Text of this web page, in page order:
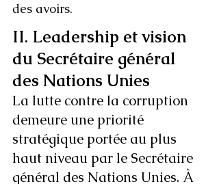
des avoirs.
II. Leadership et vision
du Secrétaire général
des Nations Unies
La lutte contre la corruption
demeure une priorité
stratégique portée au plus
haut niveau par le Secrétaire
général des Nations Unies. À